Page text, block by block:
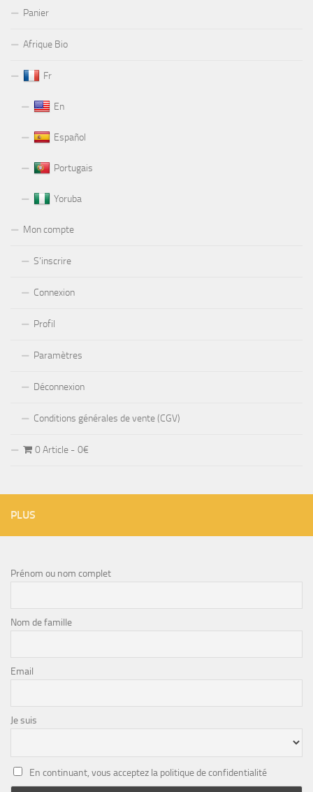
Panier
Afrique Bio
Fr
En
Español
Portugais
Yoruba
Mon compte
S’inscrire
Connexion
Profil
Paramètres
Déconnexion
Conditions générales de vente (CGV)
0 Article 0€
PLUS
Prénom ou nom complet
Nom de famille
Email
Je suis
En continuant, vous acceptez la politique de confidentialité